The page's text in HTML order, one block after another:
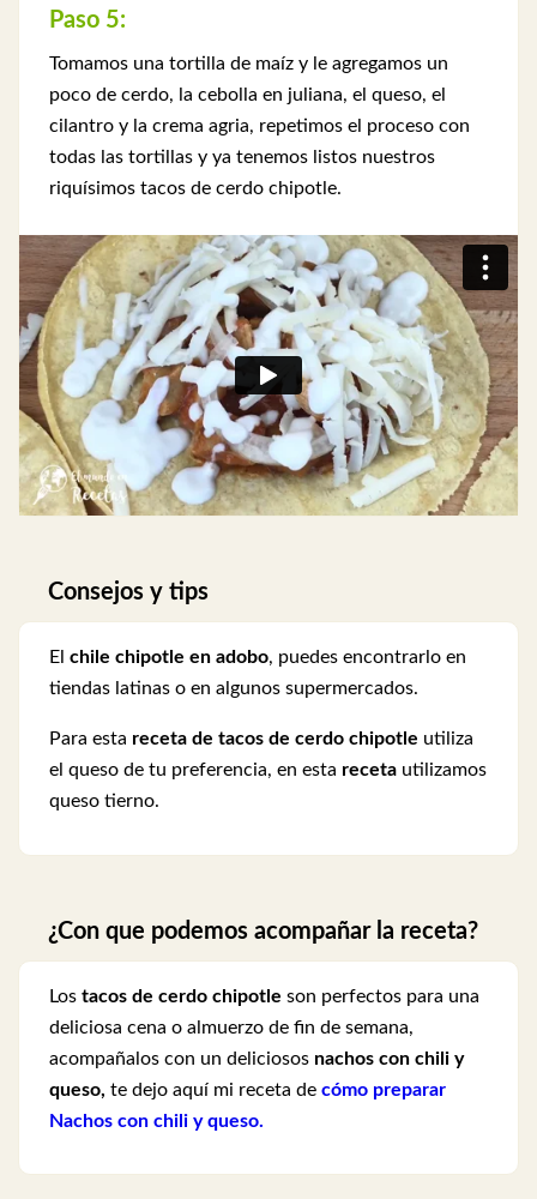
Paso 5:
Tomamos una tortilla de maíz y le agregamos un
poco de cerdo, la cebolla en juliana, el queso, el
cilantro y la crema agria, repetimos el proceso con
todas las tortillas y ya tenemos listos nuestros
riquísimos tacos de cerdo chipotle.
Consejos y tips
El chile chipotle en adobo, puedes encontrarlo en
tiendas latinas o en algunos supermercados.
Para esta receta de tacos de cerdo chipotle utiliza
el queso de tu preferencia, en esta receta utilizamos
queso tierno.
¿Con que podemos acompañar la receta?
Los tacos de cerdo chipotle son perfectos para una
deliciosa cena o almuerzo de fin de semana,
acompañalos con un deliciosos nachos con chili y
queso, te dejo aquí mi receta de cómo preparar
Nachos con chili y queso.